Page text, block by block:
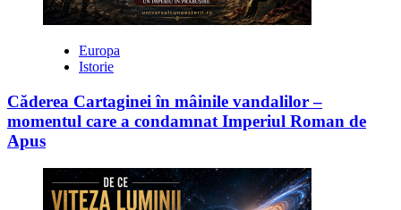
Europa
Istorie
Căderea Cartaginei în mâinile vandalilor –
momentul care a condamnat Imperiul Roman de
Apus